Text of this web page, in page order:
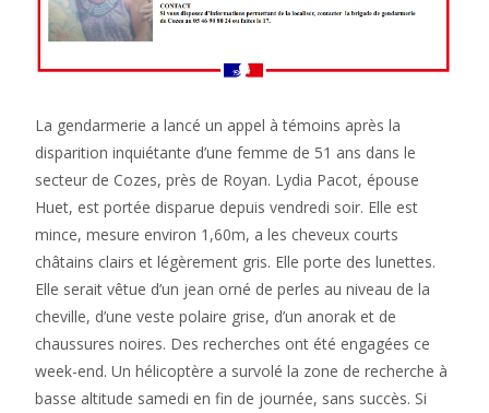
La gendarmerie a lancé un appel à témoins après la
disparition inquiétante d’une femme de 51 ans dans le
secteur de Cozes, près de Royan. Lydia Pacot, épouse
Huet, est portée disparue depuis vendredi soir. Elle est
mince, mesure environ 1,60m, a les cheveux courts
châtains clairs et légèrement gris. Elle porte des lunettes.
Elle serait vêtue d’un jean orné de perles au niveau de la
cheville, d’une veste polaire grise, d’un anorak et de
chaussures noires. Des recherches ont été engagées ce
week-end. Un hélicoptère a survolé la zone de recherche à
basse altitude samedi en fin de journée, sans succès. Si